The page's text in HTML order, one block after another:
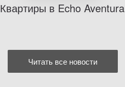
Квартиры в Echo Aventura
Читать все новости